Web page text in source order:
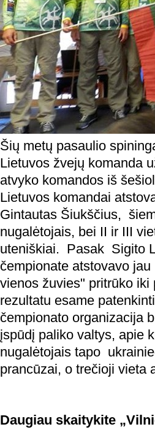
Šių metų pasaulio
Lietuvos žvejų komanda
atvyko komandos iš
Lietuvos komandai
Gintautas Šiukščius,
nugalėtojais, bei II ir III
uteniškiai. Pasak Sigito
čempionate atstovavo
vienos žuvies" pritrūko
rezultatu esame
čempionato organizacija
įspūdį paliko valtys, apie
nugalėtojais tapo
prancūzai, o trečioji vieta
Daugiau skaitykite